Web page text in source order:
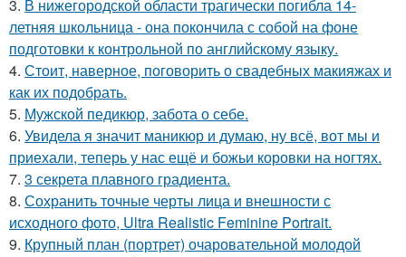
3. В нижегородской области трагически погибла 14-
летняя школьница - она покончила с собой на фоне
подготовки к контрольной по английскому языку.
4. Стоит, наверное, поговорить о свадебных макияжах и
как их подобрать.
5. Мужской педикюр, забота о себе.
6. Увидела я значит маникюр и думаю, ну всё, вот мы и
приехали, теперь у нас ещё и божьи коровки на ногтях.
7. 3 секрета плавного градиента.
8. Сохранить точные черты лица и внешности с
исходного фото, Ultra Realistic Feminine Portrait.
9. Крупный план (портрет) очаровательной молодой